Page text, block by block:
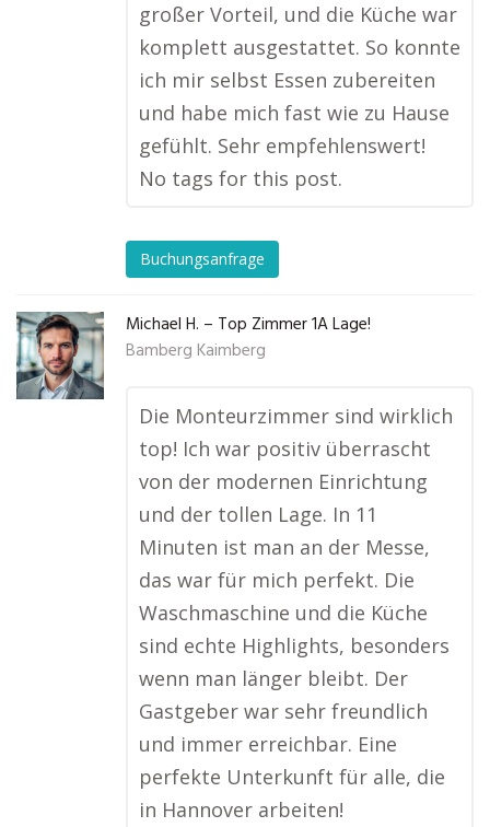
großer Vorteil, und die Küche war
komplett ausgestattet. So konnte
ich mir selbst Essen zubereiten
und habe mich fast wie zu Hause
gefühlt. Sehr empfehlenswert!
No tags for this post.
Buchungsanfrage
Michael H. – Top Zimmer 1A Lage!
Bamberg Kaimberg
Die Monteurzimmer sind wirklich
top! Ich war positiv überrascht
von der modernen Einrichtung
und der tollen Lage. In 11
Minuten ist man an der Messe,
das war für mich perfekt. Die
Waschmaschine und die Küche
sind echte Highlights, besonders
wenn man länger bleibt. Der
Gastgeber war sehr freundlich
und immer erreichbar. Eine
perfekte Unterkunft für alle, die
in Hannover arbeiten!